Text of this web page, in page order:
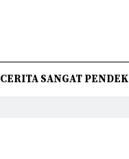
CERITA SANGAT PENDEK